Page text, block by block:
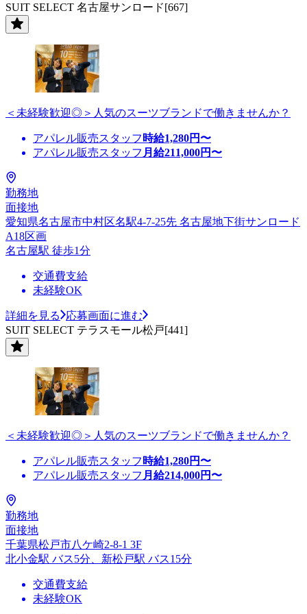
SUIT SELECT 名古屋サンロード[667]
＜未経験歓迎◎＞人気のスーツブランドで働きませんか？
アパレル販売スタッフ 時給1,280円〜
アパレル販売スタッフ 月給211,000円〜
勤務地
面接地
愛知県名古屋市中村区名駅4-7-25先 名古屋地下街サンロード
A18区画
名古屋駅 徒歩1分
交通費支給
未経験OK
詳細を見る
応募画面に進む
SUIT SELECT テラスモール松戸[441]
＜未経験歓迎◎＞人気のスーツブランドで働きませんか？
アパレル販売スタッフ 時給1,280円〜
アパレル販売スタッフ 月給214,000円〜
勤務地
面接地
千葉県松戸市八ケ崎2-8-1 3F
北小金駅 バス5分、新松戸駅 バス15分
交通費支給
未経験OK